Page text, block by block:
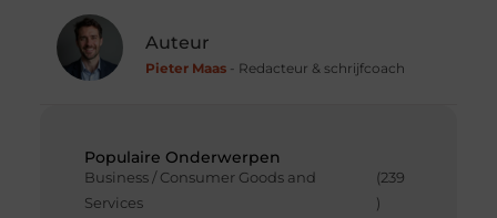
Populaire Onderwerpen
Business / Consumer Goods and
Services
(239
)
Auteur
Pieter Maas- Redacteur & schrijfcoach